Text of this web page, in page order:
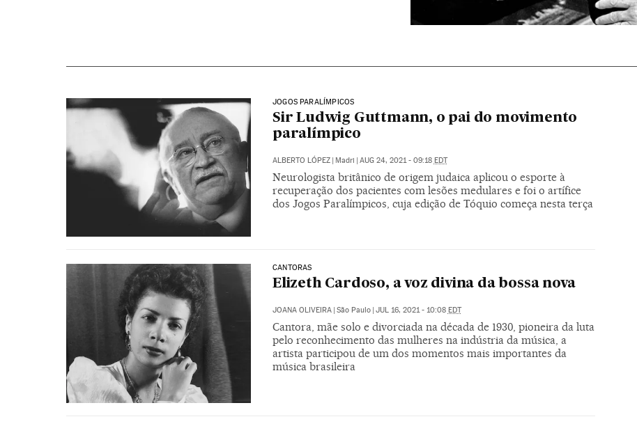
JOGOS PARALÍMPICOS
Sir Ludwig Guttmann, o pai do movimento
paralímpico
ALBERTO LÓPEZ | Madri | AUG 24, 2021 - 09:18 EDT
Neurologista britânico de origem judaica aplicou o esporte à
recuperação dos pacientes com lesões medulares e foi o artífice
dos Jogos Paralímpicos, cuja edição de Tóquio começa nesta terça
CANTORAS
Elizeth Cardoso, a voz divina da bossa nova
JOANA OLIVEIRA São Paulo JUL 16, 2021 - 10:08 EDT
Cantora, mãe solo e divorciada na década de 1930, pioneira da luta
pelo reconhecimento das mulheres na indústria da música, a
artista participou de um dos momentos mais importantes da
música brasileira